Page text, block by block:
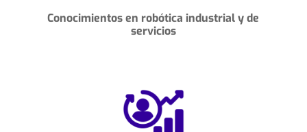
Conocimientos en robótica industrial y de
servicios